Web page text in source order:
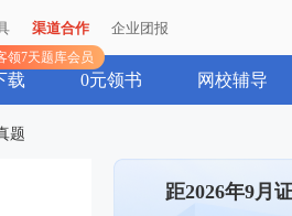
领7天题库会员
渠道合作 企业团报
载 0元领书 网校辅导
题
距2026年9月